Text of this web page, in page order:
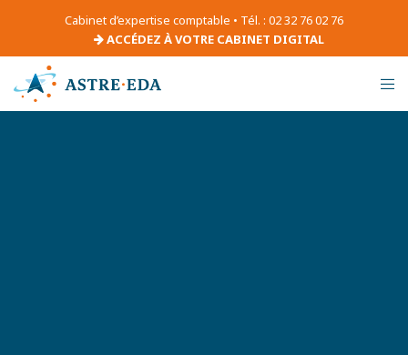
Cabinet d’expertise comptable • Tél. : 02 32 76 02 76
ACCÉDEZ À VOTRE CABINET DIGITAL